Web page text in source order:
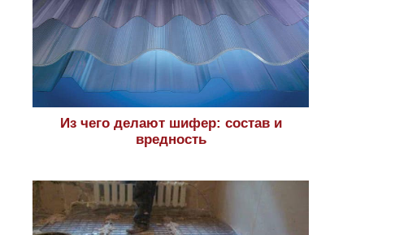
Из чего делают шифер: состав и
вредность